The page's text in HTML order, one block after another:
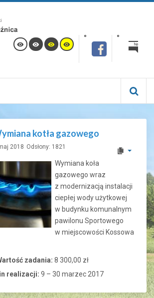
kotła gazowego
2018 Odsłony: 1821
Wymiana koła
gazowego wraz
z modernizacją instalacji
ciepłej wody użytkowej
w budynku komunalnym
pawilonu Sportowego
w miejscowości Kossowa
zadania: 8 300,00 zł
realizacji: 9 – 30 marzec 2017